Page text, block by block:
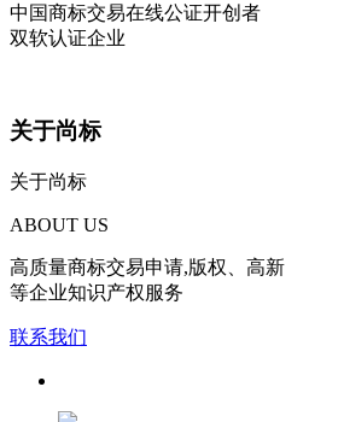
中国商标交易在线公证开创者
双软认证企业
关于尚标
关于尚标
ABOUT US
高质量商标交易申请,版权、高新
等企业知识产权服务
联系我们